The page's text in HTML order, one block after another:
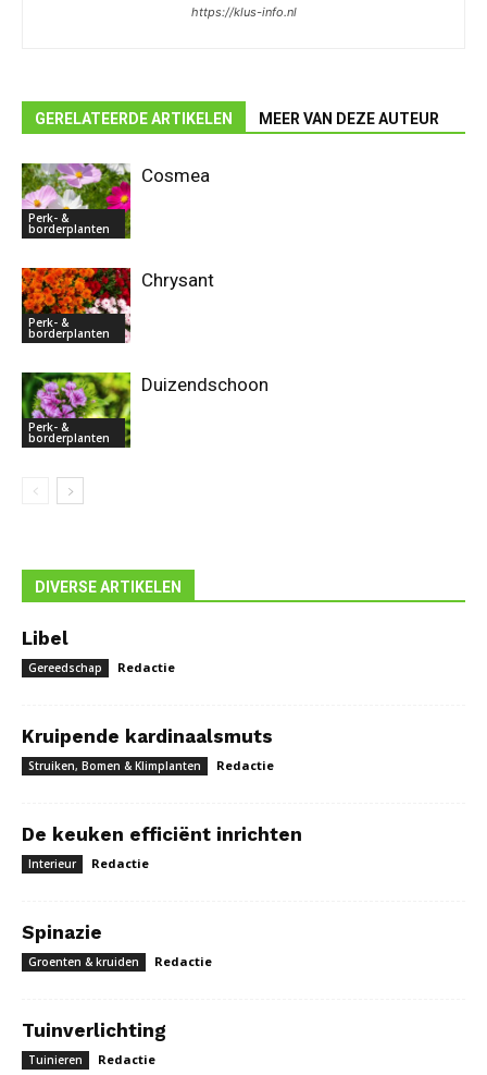
https://klus-info.nl
GERELATEERDE ARTIKELEN MEER VAN DEZE AUTEUR
Perk- &
borderplanten
Cosmea
Perk- &
borderplanten
Chrysant
Perk- &
borderplanten
Duizendschoon
DIVERSE ARTIKELEN
Libel
Gereedschap Redactie
Kruipende kardinaalsmuts
Struiken, Bomen & Klimplanten Redactie
De keuken efficiënt inrichten
Interieur Redactie
Spinazie
Groenten & kruiden Redactie
Tuinverlichting
Tuinieren Redactie